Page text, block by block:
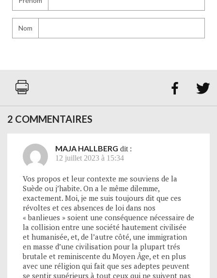
Nom
 
2 COMMENTAIRES
MAJA HALLBERG dit :
12 juillet 2023 à 15:34
Vos propos et leur contexte me souviens de la
Suède ou j’habite. On a le même dilemme,
exactement. Moi, je me suis toujours dit que ces
révoltes et ces absences de loi dans nos
« banlieues » soient une conséquence nécessaire de
la collision entre une société hautement civilisée
et humanisée, et, de l’autre côté, une immigration
en masse d’une civilisation pour la plupart trés
brutale et reminiscente du Moyen Âge, et en plus
avec une réligion qui fait que ses adeptes peuvent
se sentir supérieurs à tout ceux qui ne suivent pas